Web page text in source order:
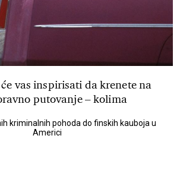
vas inspirisati da krenete na
putovanje – kolima
kriminalnih pohoda do finskih kauboja u
Americi